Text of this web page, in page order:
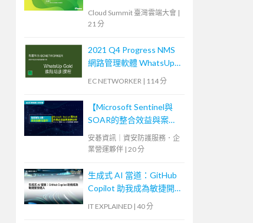
Cloud Summit 臺灣雲端大會 |
21 分
2021 Q4 Progress NMS
網路管理軟體 WhatsUp
Gold 進階培訓課程 (2)
EC NETWORKER | 114 分
【Microsoft Sentinel與
SOAR的整合效益與案例
分享】
安碁資訊｜資安防護服務．企
業營運夥伴 | 20 分
生成式 AI 當道：GitHub
Copilot 助我成為敏捷開
IT EXPLAINED | 40 分